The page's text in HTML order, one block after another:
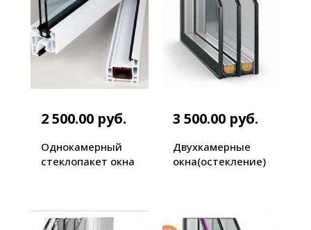
2 500.00 руб.
Однокамерный
стеклопакет окна
3 500.00 руб.
Двухкамерные
окна(остекление)